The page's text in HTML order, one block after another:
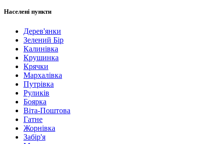
Населені пункти
Дерев'янки
Зелений Бір
Калинівка
Крушинка
Крячки
Мархалівка
Путрівка
Руликів
Боярка
Віта-Поштова
Гатне
Жорнівка
Забір'я